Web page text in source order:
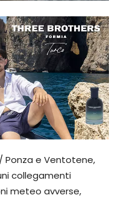
/ Ponza e Ventotene,
collegamenti
meteo avverse,